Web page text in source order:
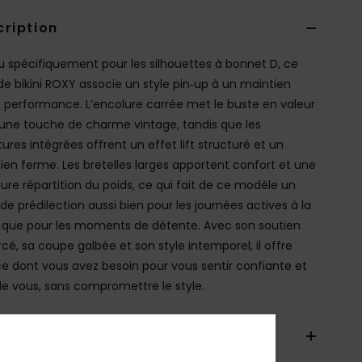
spécifiquement pour les silhouettes à bonnet D, ce
bikini ROXY associe un style pin‑up à un maintien
L’encolure carrée met le buste en valeur
touche de charme vintage, tandis que les
intégrées offrent un effet lift structuré et un
ferme. Les bretelles larges apportent confort et une
répartition du poids, ce qui fait de ce modèle un
prédilection aussi bien pour les journées actives à la
pour les moments de détente. Avec son soutien
sa coupe galbée et son style intemporel, il offre
dont vous avez besoin pour vous sentir confiante et
vous, sans compromettre le style.